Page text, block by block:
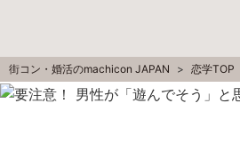
街コン・婚活のmachicon JAPAN 恋学TOP